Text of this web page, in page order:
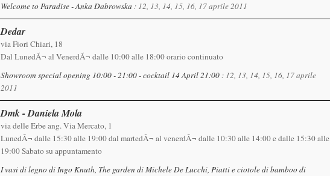
Welcome to Paradise - Anka Dabrowska : 12, 13, 14, 15, 16, 17 aprile 2011
Dedar
via Fiori Chiari, 18
Dal LunedÃ¬ al VenerdÃ¬ dalle 10:00 alle 18:00 orario continuato
Showroom special opening 10:00 - 21:00 - cocktail 14 April 21:00: 12, 13, 14, 15, 16, 17 aprile
2011
Dmk - Daniela Mola
via delle Erbe ang. Via Mercato, 1
LunedÃ¬ dalle 15:30 alle 19:00 dal martedÃ¬ al venerdÃ¬ dalle 10:30 alle 14:00 e dalle 15:30 alle
19:00 Sabato su appuntamento
I vasi di legno di Ingo Knuth, The garden di Michele De Lucchi, Piatti e ciotole di bamboo di